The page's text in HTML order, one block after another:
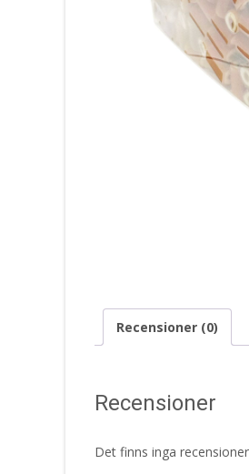
Recensioner (0)
Recensioner
Det finns inga